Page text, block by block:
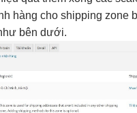
hàng cho shipping zone
bên dưới.